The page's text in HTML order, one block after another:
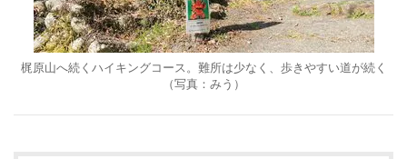
梶原山へ続くハイキングコース。難所は少なく、歩きやすい道が続く
（写真：みう）